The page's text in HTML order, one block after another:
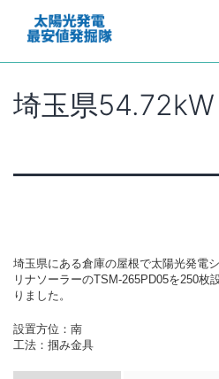
埼玉県54.72kW
埼玉県にある倉庫の屋根で太陽光発電
リナソーラーのTSM-265PD05を250枚
りました。
設置方位：南
工法：掴み金具